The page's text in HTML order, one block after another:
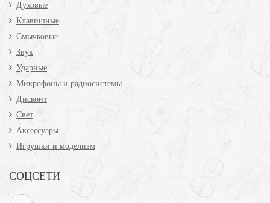
Духовые
Клавишные
Смычковые
Звук
Ударные
Микрофоны и радиосистемы
Дисконт
Свет
Аксессуары
Игрушки и моделизм
СОЦСЕТИ